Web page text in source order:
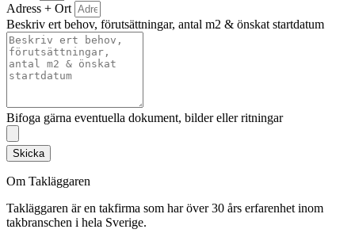
Adress + Ort
Beskriv ert behov, förutsättningar, antal m2 & önskat startdatum
Bifoga gärna eventuella dokument, bilder eller ritningar
Skicka
Om Takläggaren
Takläggaren är en takfirma som har över 30 års erfarenhet inom
takbranschen i hela Sverige.